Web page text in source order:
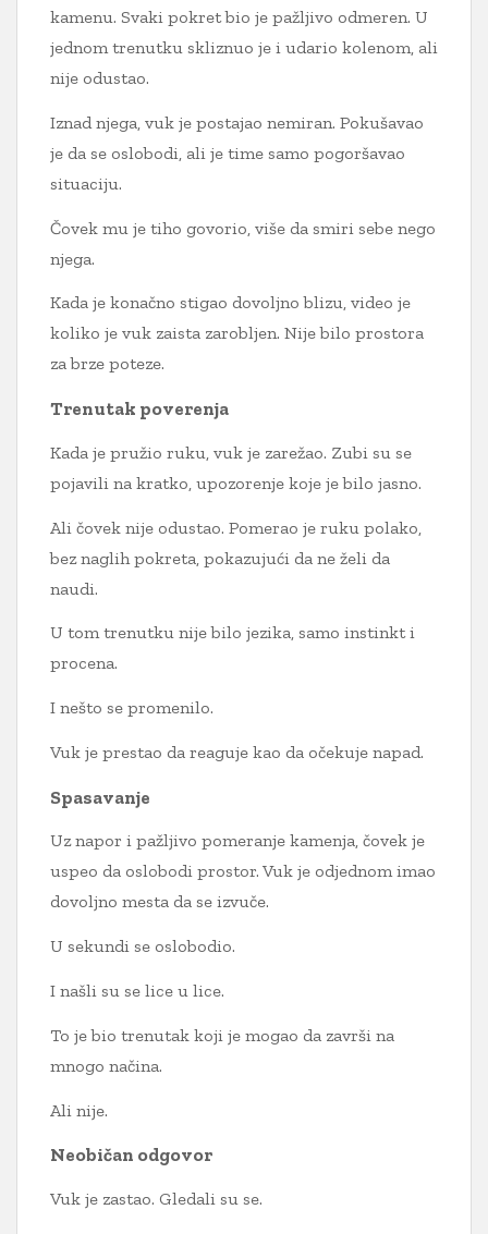
kamenu. Svaki pokret bio je pažljivo odmeren. U
jednom trenutku skliznuo je i udario kolenom, ali
nije odustao.
Iznad njega, vuk je postajao nemiran. Pokušavao
je da se oslobodi, ali je time samo pogoršavao
situaciju.
Čovek mu je tiho govorio, više da smiri sebe nego
njega.
Kada je konačno stigao dovoljno blizu, video je
koliko je vuk zaista zarobljen. Nije bilo prostora
za brze poteze.
Trenutak poverenja
Kada je pružio ruku, vuk je zarežao. Zubi su se
pojavili na kratko, upozorenje koje je bilo jasno.
Ali čovek nije odustao. Pomerao je ruku polako,
bez naglih pokreta, pokazujući da ne želi da
naudi.
U tom trenutku nije bilo jezika, samo instinkt i
procena.
I nešto se promenilo.
Vuk je prestao da reaguje kao da očekuje napad.
Spasavanje
Uz napor i pažljivo pomeranje kamenja, čovek je
uspeo da oslobodi prostor. Vuk je odjednom imao
dovoljno mesta da se izvuče.
U sekundi se oslobodio.
I našli su se lice u lice.
To je bio trenutak koji je mogao da završi na
mnogo načina.
Ali nije.
Neobičan odgovor
Vuk je zastao. Gledali su se.